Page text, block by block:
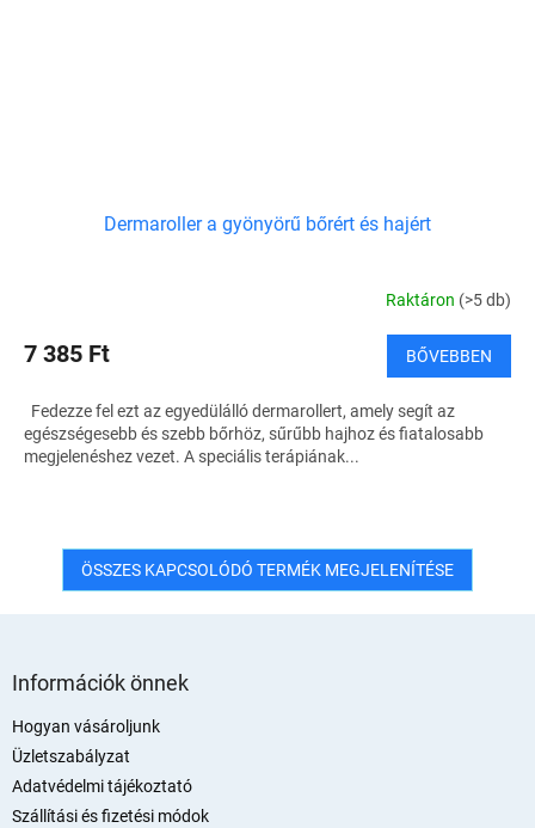
Dermaroller a gyönyörű bőrért és hajért
Raktáron (>5 db)
7 385 Ft BŐVEBBEN
Fedezze fel ezt az egyedülálló dermarollert, amely segít az
egészségesebb és szebb bőrhöz, sűrűbb hajhoz és fiatalosabb
megjelenéshez vezet. A speciális terápiának...
ÖSSZES KAPCSOLÓDÓ TERMÉK MEGJELENÍTÉSE
Információk önnek
Hogyan vásároljunk
Üzletszabályzat
Adatvédelmi tájékoztató
Szállítási és fizetési módok